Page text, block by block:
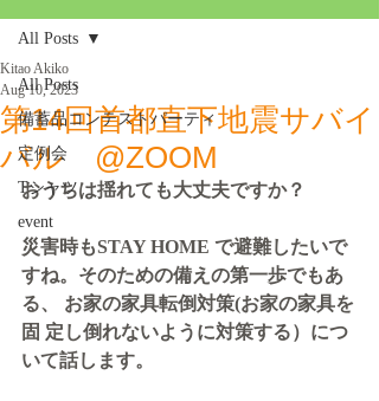
All Posts
備蓄品コンテストパーティ
定例会
Tシャツ
event
All Posts
第14回首都直下地震サバイ
バル @ZOOM
Kitao Akiko
Aug 10, 2023
おうちは揺れても大丈夫ですか？
災害時もSTAY HOME で避難したいで
すね。そのための備えの第一歩でもあ
る、 お家の家具転倒対策(お家の家具を
固 定し倒れないように対策する）につ
いて話します。